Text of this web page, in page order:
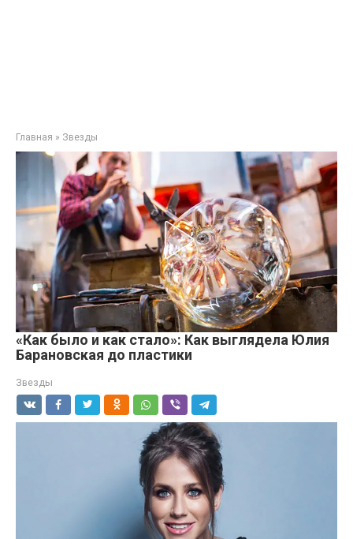
Главная » Звезды
«Как было и как стало»: Как выглядела Юлия
Барановская до пластики
Звезды